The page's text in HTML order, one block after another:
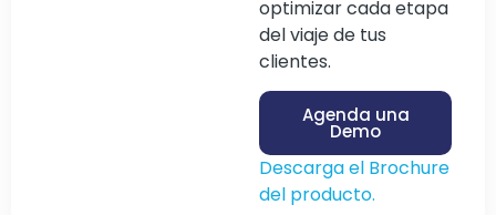
optimizar cada etapa
del viaje de tus
clientes.
Agenda una
Demo
Descarga el Brochure
del producto.